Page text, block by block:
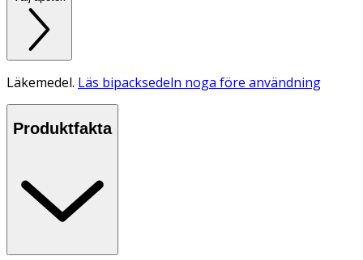
Läkemedel. Läs bipacksedeln noga före användning
Produktfakta